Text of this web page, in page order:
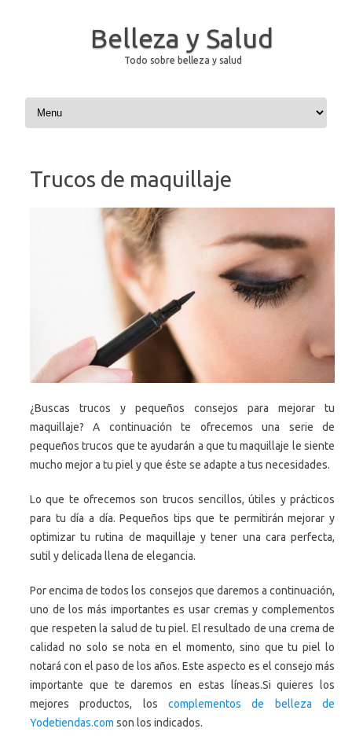
Belleza y Salud
Todo sobre belleza y salud
Saltar al contenido
Trucos de maquillaje
¿Buscas trucos y pequeños consejos para mejorar tu
maquillaje? A continuación te ofrecemos una serie de
pequeños trucos que te ayudarán a que tu maquillaje le siente
mucho mejor a tu piel y que éste se adapte a tus necesidades.
Lo que te ofrecemos son trucos sencillos, útiles y prácticos
para tu día a día. Pequeños tips que te permitirán mejorar y
optimizar tu rutina de maquillaje y tener una cara perfecta,
sutil y delicada llena de elegancia.
Por encima de todos los consejos que daremos a continuación,
uno de los más importantes es usar cremas y complementos
que respeten la salud de tu piel. El resultado de una crema de
calidad no solo se nota en el momento, sino que tu piel lo
notará con el paso de los años. Este aspecto es el consejo más
importante que te daremos en estas líneas.Si quieres los
mejores productos, los complementos de belleza de
Yodetiendas.com son los indicados.